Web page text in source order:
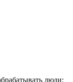
люди: